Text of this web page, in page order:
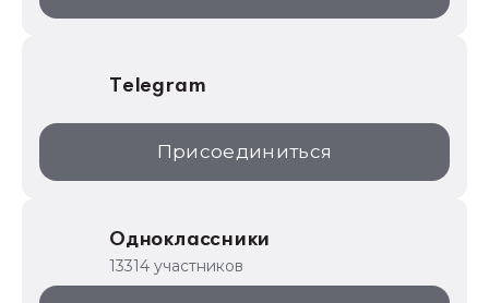
Telegram
Присоединиться
Одноклассники
13314 участников